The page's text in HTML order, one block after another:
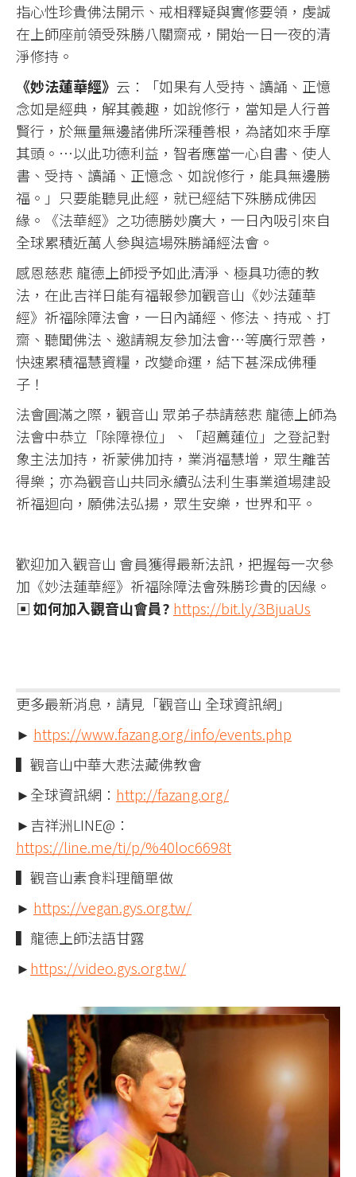
指心性珍貴佛法開示、戒相釋疑與實修要領，虔誠
在上師座前領受殊勝八關齋戒，開始一日一夜的清
淨修持。
《妙法蓮華經》 云：「如果有人受持、讀誦、正憶
念如是經典，解其義趣，如說修行，當知是人行普
賢行，於無量無邊諸佛所深種善根，為諸如來手摩
其頭。…以此功德利益，智者應當一心自書、使人
書、受持、讀誦、正憶念、如說修行，能具無邊勝
福。」只要能聽見此經，就已經結下殊勝成佛因
緣。《法華經》之功德勝妙廣大，一日內吸引來自
全球累積近萬人參與這場殊勝誦經法會。
感恩慈悲 龍德上師授予如此清淨、極具功德的教
法，在此吉祥日能有福報參加觀音山《妙法蓮華
經》祈福除障法會，一日內誦經、修法、持戒、打
齋、聽聞佛法、邀請親友參加法會…等廣行眾善，
快速累積福慧資糧，改變命運，結下甚深成佛種
子！
法會圓滿之際，觀音山 眾弟子恭請慈悲 龍德上師為
法會中恭立「除障祿位」、「超薦蓮位」之登記對
象主法加持，祈蒙佛加持，業消福慧增，眾生離苦
得樂；亦為觀音山共同永續弘法利生事業道場建設
祈福迴向，願佛法弘揚，眾生安樂，世界和平。
歡迎加入觀音山 會員獲得最新法訊，把握每一次參
加《妙法蓮華經》祈福除障法會殊勝珍貴的因緣。
▣如何加入觀音山會員? https://bit.ly/3BjuaUs
更多最新消息，請見「觀音山 全球資訊網」
► https://www.fazang.org/info/events.php
▍觀音山中華大悲法藏佛教會
►全球資訊網： http://fazang.org/
►吉祥洲LINE@：
https://line.me/ti/p/%40loc6698t
▍觀音山素食料理簡單做
► https://vegan.gys.org.tw/
▍龍德上師法語甘露
►https://video.gys.org.tw/